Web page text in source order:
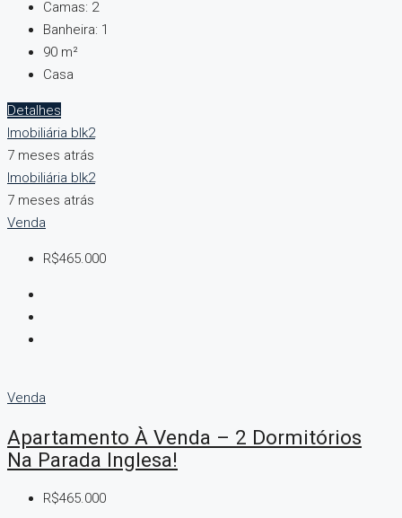
Camas: 2
Banheira: 1
90 m²
Casa
Detalhes
Imobiliária blk2
7 meses atrás
Imobiliária blk2
7 meses atrás
Venda
R$465.000
Venda
Apartamento À Venda – 2 Dormitórios
Na Parada Inglesa!
R$465.000